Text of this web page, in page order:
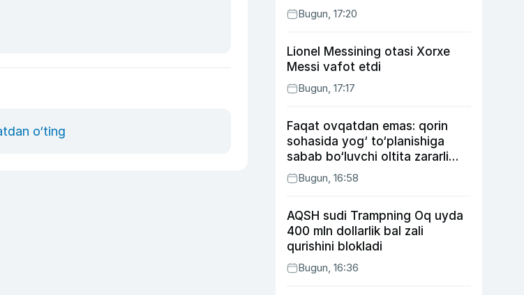
o‘ting
Bugun, 17:20
Lionel Messining otasi Xorxe
Messi vafot etdi
Bugun, 17:17
Faqat ovqatdan emas: qorin
sohasida yog‘ to‘planishiga
sabab bo‘luvchi oltita zararli
odatBugun, 16:58
AQSH sudi Trampning Oq uyda
400 mln dollarlik bal zali
qurishini blokladi
Bugun, 16:36